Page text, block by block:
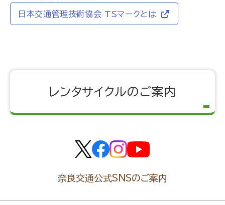
日本交通管理技術協会 TSマークとは
レンタサイクルのご案内
奈良交通公式SNSのご案内